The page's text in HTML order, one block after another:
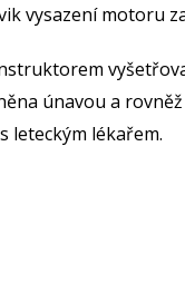
vysazení motoru
únavou a
leteckým lékařem.